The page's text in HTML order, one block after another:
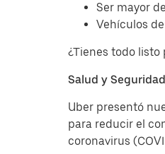
Ser mayor
Vehículos
¿Tienes todo listo
Salud y Seguridad
Uber presentó
para reducir el
coronavirus